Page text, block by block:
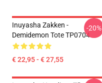
Inuyasha Zakken -
Demidemon Tote TP0704
€ 22,95 - € 27,55
-20%